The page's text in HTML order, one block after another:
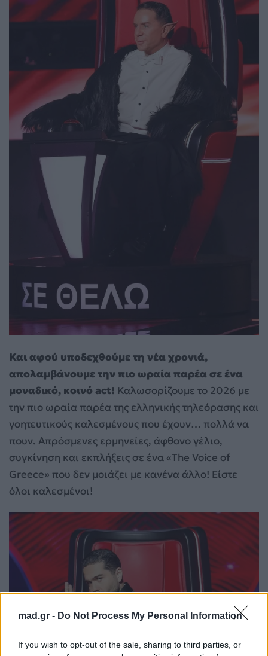
mad.gr - Do Not Process My Personal Information
If you wish to opt-out of the sale, sharing to third parties, or
Και αφού υποδεχθούμε τη νέα χρονιά,
απολαμβάνουμε την πιο ωραία παρέα σε ένα
μοναδικό, κοινό act! Καλωσορίζουμε το 2026 με
την πιο ωραία παρέα της ελληνικής τηλεόρασης και
γοητευτικούς καλεσμένους που έχουν… πολλά να
πουν. Απρόσμενες ερμηνείες, άφθονο γέλιο,
συγκίνηση και εκπλήξεις σε ένα «The Voice of
Greece» που δεν μοιάζει με κανένα άλλο! Είστε
όλοι καλεσμένοι!